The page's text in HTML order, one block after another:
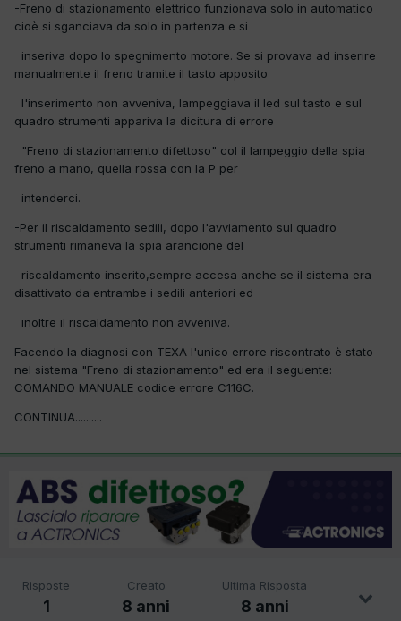
-Freno di stazionamento elettrico funzionava solo in automatico
cioè si sganciava da solo in partenza e si
inseriva dopo lo spegnimento motore. Se si provava ad inserire
manualmente il freno tramite il tasto apposito
l'inserimento non avveniva, lampeggiava il led sul tasto e sul
quadro strumenti appariva la dicitura di errore
"Freno di stazionamento difettoso" col il lampeggio della spia
freno a mano, quella rossa con la P per
intenderci.
-Per il riscaldamento sedili, dopo l'avviamento sul quadro
strumenti rimaneva la spia arancione del
riscaldamento inserito,sempre accesa anche se il sistema era
disattivato da entrambe i sedili anteriori ed
inoltre il riscaldamento non avveniva.
Facendo la diagnosi con TEXA l'unico errore riscontrato è stato
nel sistema "Freno di stazionamento" ed era il seguente:
COMANDO MANUALE codice errore C116C.
CONTINUA..........
Risposte
1
Creato
8 anni
Ultima Risposta
8 anni